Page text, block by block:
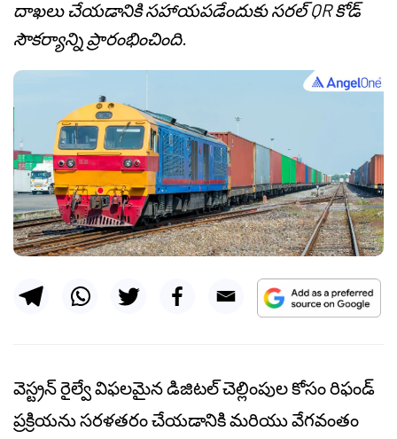
దాఖలు చేయడానికి సహాయపడేందుకు సరల్ QR కోడ్
సౌకర్యాన్ని ప్రారంభించింది.
వెస్ట్రన్ రైల్వే విఫలమైన డిజిటల్ చెల్లింపుల కోసం రిఫండ్
ప్రక్రియను సరళతరం చేయడానికి మరియు వేగవంతం